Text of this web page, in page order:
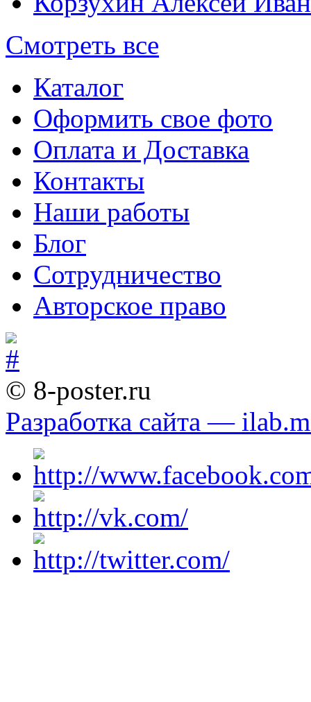
Смотреть все
Каталог
Оформить свое фото
Оплата и Доставка
Контакты
Наши работы
Блог
Сотрудничество
Авторское право
© 8-poster.ru
Разработка сайта —